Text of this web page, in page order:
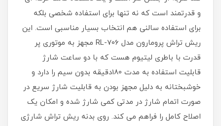
و قدرتمند است که نه تنها برای استفاده شخصی بلکه
برای استفاده سالنی هم انتخاب بسیار مناسبی است. این
ریش تراش پرومارون مدل RL-706 مجهز به موتوری پر
قدرت با باطری لیتیوم هست که با دو ساعت شارژ
قابلیت استفاده به مدت 180دقیقه بدون سیم را دارد و
خوشبختانه به دلیل مجهز بودن به قابلیت شارژ سریع در
صورت اتمام شارژ در مدتی کمی شارژ شده و امکان یک
اصلاح کامل را فراهم می کند. روی بدنه ریش تراش شارژی